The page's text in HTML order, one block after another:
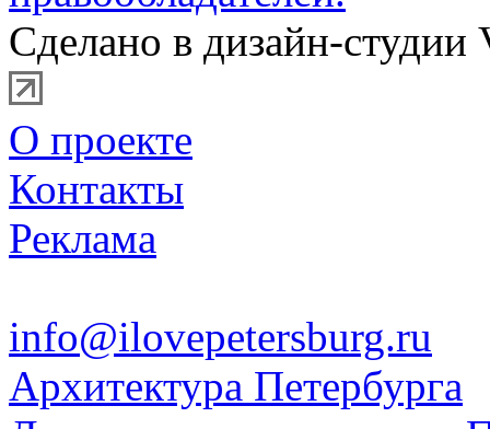
Сделано в дизайн-студии
О проекте
Контакты
Реклама
info@ilovepetersburg.ru
Архитектура Петербурга